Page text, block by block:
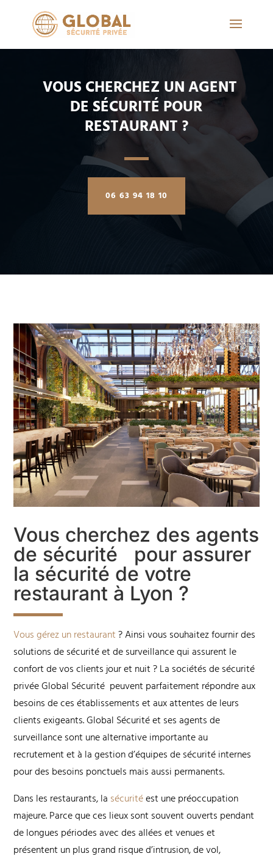
VOUS CHERCHEZ UN AGENT
DE SÉCURITÉ POUR
RESTAURANT ?
06 63 94 18 10
Vous cherchez des agents
de sécurité pour assurer
la sécurité de votre
restaurant à Lyon ?
Vous gérez un restaurant? Ainsi vous souhaitez fournir des
solutions de sécurité et de surveillance qui assurent le
confort de vos clients jour et nuit ? La sociétés de sécurité
privée Global Sécurité peuvent parfaitement répondre aux
besoins de ces établissements et aux attentes de leurs
clients exigeants. Global Sécurité et ses agents de
surveillance sont une alternative importante au
recrutement et à la gestion d’équipes de sécurité internes
pour des besoins ponctuels mais aussi permanents.
Dans les restaurants, la sécuritéest une préoccupation
majeure. Parce que ces lieux sont souvent ouverts pendant
de longues périodes avec des allées et venues et
présentent un plus grand risque d’intrusion, de vol,